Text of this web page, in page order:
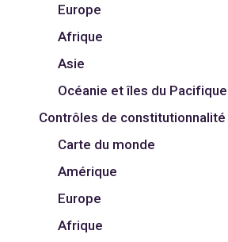
Europe
Afrique
Asie
Océanie et îles du Pacifique
Contrôles de constitutionnalité
Carte du monde
Amérique
Europe
Afrique